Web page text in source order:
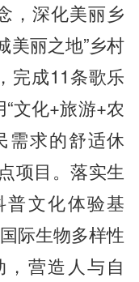
深化美丽乡
美丽之地”乡村
完成11条歌乐
文化+旅游+农
需求的舒适休
项目。落实生
文化体验基
际生物多样性
营造人与自